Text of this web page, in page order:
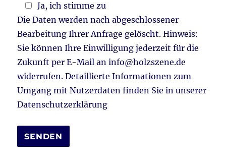
Ja, ich stimme zu
Die Daten werden nach abgeschlossener
Bearbeitung Ihrer Anfrage gelöscht. Hinweis:
Sie können Ihre Einwilligung jederzeit für die
Zukunft per E-Mail an info@holzszene.de
widerrufen. Detaillierte Informationen zum
Umgang mit Nutzerdaten finden Sie in unserer
Datenschutzerklärung